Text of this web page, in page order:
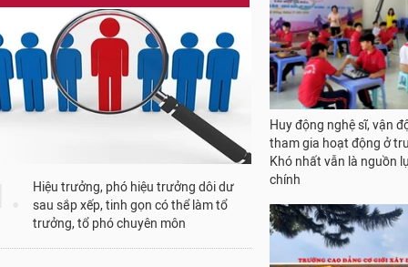
Hiệu trưởng, phó hiệu trưởng dôi dư
sau sắp xếp, tinh gọn có thể làm tổ
trưởng, tổ phó chuyên môn
Khai trương Nhà sách
trường học Hoàng Sa